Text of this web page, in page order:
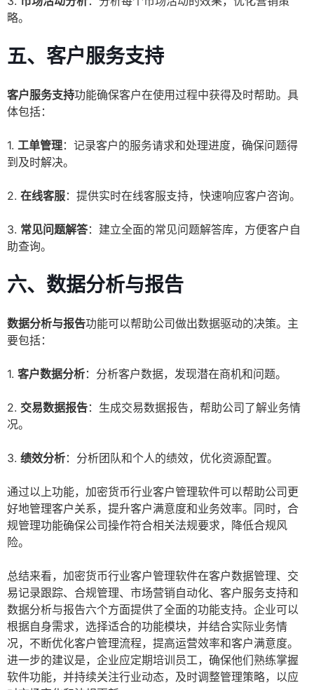
略。
五、客户服务支持
客户服务支持功能确保客户在使用过程中获得及时帮助。具
体包括：
1. 工单管理：记录客户的服务请求和处理进度，确保问题得
到及时解决。
2. 在线客服：提供实时在线客服支持，快速响应客户咨询。
3. 常见问题解答：建立全面的常见问题解答库，方便客户自
助查询。
六、数据分析与报告
数据分析与报告功能可以帮助公司做出数据驱动的决策。主
要包括：
1. 客户数据分析：分析客户数据，发现潜在商机和问题。
2. 交易数据报告：生成交易数据报告，帮助公司了解业务情
况。
3. 绩效分析：分析团队和个人的绩效，优化资源配置。
通过以上功能，加密货币行业客户管理软件可以帮助公司更
好地管理客户关系，提升客户满意度和业务效率。同时，合
规管理功能确保公司操作符合相关法规要求，降低合规风
险。
总结来看，加密货币行业客户管理软件在客户数据管理、交
易记录跟踪、合规管理、市场营销自动化、客户服务支持和
数据分析与报告六个方面提供了全面的功能支持。企业可以
根据自身需求，选择适合的功能模块，并结合实际业务情
况，不断优化客户管理流程，提高运营效率和客户满意度。
进一步的建议是，企业应定期培训员工，确保他们熟练掌握
软件功能，并持续关注行业动态，及时调整管理策略，以应